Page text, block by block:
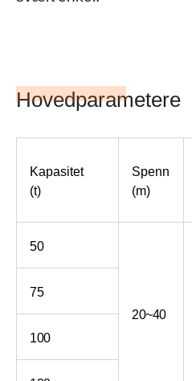
Hovedparametere
Kapasitet
(t)
Spenn
(m)
50
20~40
75
100